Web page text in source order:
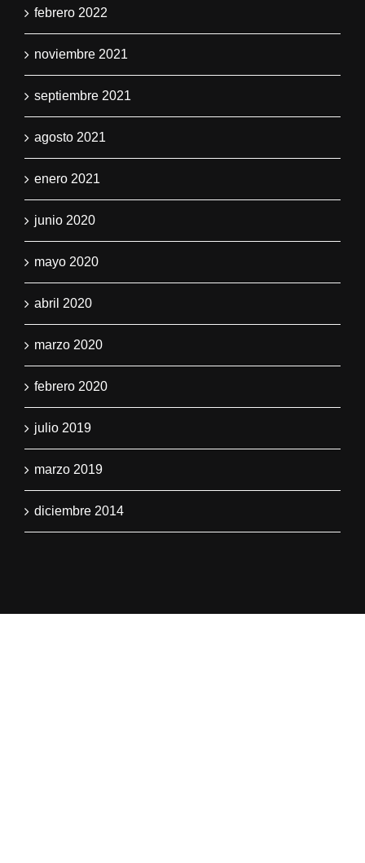
febrero 2022
noviembre 2021
septiembre 2021
agosto 2021
enero 2021
junio 2020
mayo 2020
abril 2020
marzo 2020
febrero 2020
julio 2019
marzo 2019
diciembre 2014